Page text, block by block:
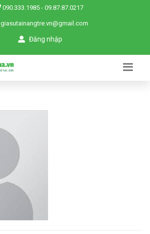
090.333.1985 - 09.87.87.0217
giasutainangtre.vn@gmail.com
Đăng nhập